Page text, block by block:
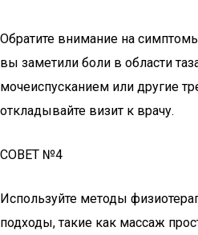
Обратите внимание на
вы заметили боли в области
мочеиспусканием или другие
откладывайте визит к врачу.
СОВЕТ №4
Используйте методы
подходы, такие как массаж